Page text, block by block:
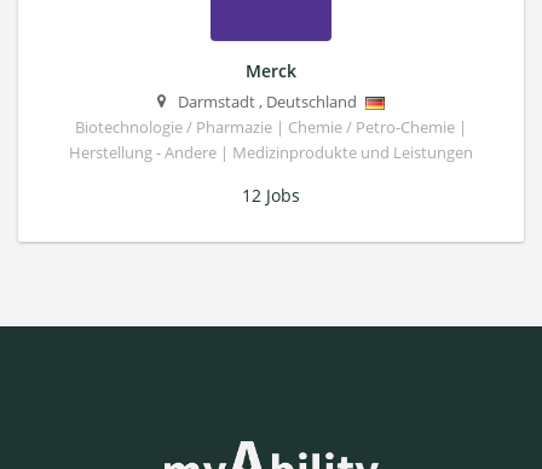
Merck
Darmstadt, Deutschland
Biotechnologie / Pharmazie | Chemie / Petro-Chemie |
Herstellung - Andere | Medizinprodukte und Leistungen
12 Jobs